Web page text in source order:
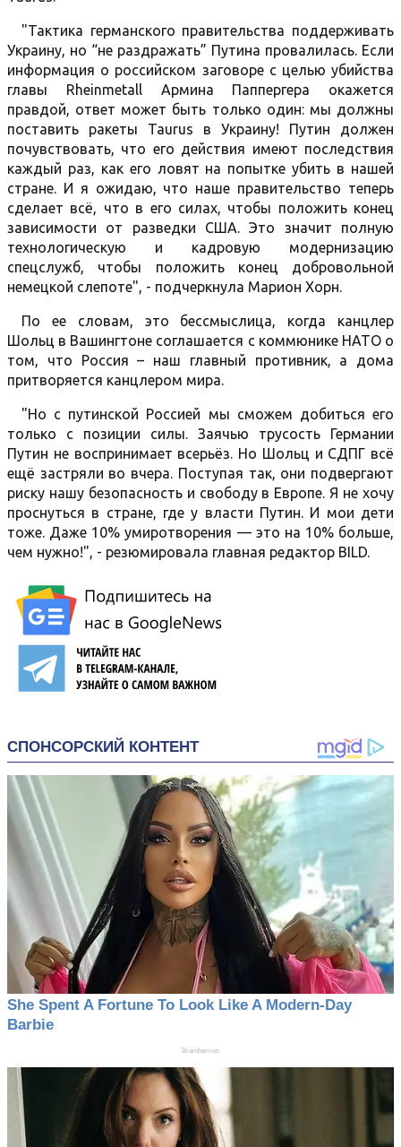
"Тактика германского правительства поддерживать
Украину, но “не раздражать” Путина провалилась. Если
информация о российском заговоре с целью убийства
главы Rheinmetall Армина Паппергера окажется
правдой, ответ может быть только один: мы должны
поставить ракеты Taurus в Украину! Путин должен
почувствовать, что его действия имеют последствия
каждый раз, как его ловят на попытке убить в нашей
стране. И я ожидаю, что наше правительство теперь
сделает всё, что в его силах, чтобы положить конец
зависимости от разведки США. Это значит полную
технологическую и кадровую модернизацию
спецслужб, чтобы положить конец добровольной
немецкой слепоте", - подчеркнула Марион Хорн.
По ее словам, это бессмыслица, когда канцлер
Шольц в Вашингтоне соглашается с коммюнике НАТО о
том, что Россия – наш главный противник, а дома
притворяется канцлером мира.
"Но с путинской Россией мы сможем добиться его
только с позиции силы. Заячью трусость Германии
Путин не воспринимает всерьёз. Но Шольц и СДПГ всё
ещё застряли во вчера. Поступая так, они подвергают
риску нашу безопасность и свободу в Европе. Я не хочу
проснуться в стране, где у власти Путин. И мои дети
тоже. Даже 10% умиротворения — это на 10% больше,
чем нужно!", - резюмировала главная редактор BILD.